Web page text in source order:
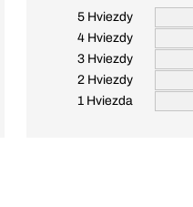
5 Hviezdy
4 Hviezdy
3 Hviezdy
2 Hviezdy
1 Hviezda